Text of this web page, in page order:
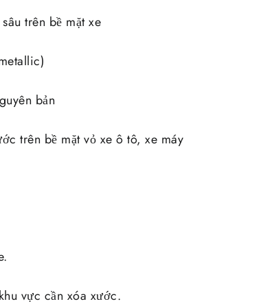
trên bề mặt xe
bản
trên bề mặt vỏ xe ô tô, xe máy
vực cần xóa xước.